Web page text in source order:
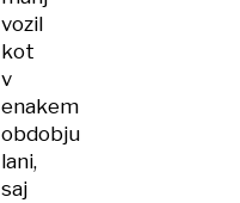
vozil
kot
v
enakem
obdobju
lani,
saj